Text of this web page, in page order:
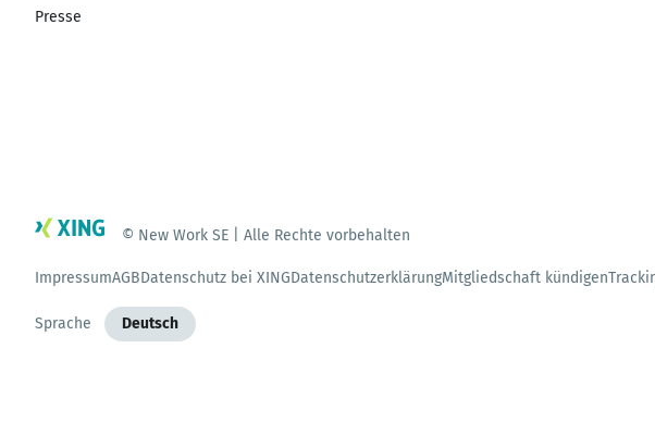
Presse
© New Work SE | Alle Rechte vorbehalten
ImpressumAGBDatenschutz bei XINGDatenschutzerklärungMitgliedschaft kündigen
Sprache Deutsch